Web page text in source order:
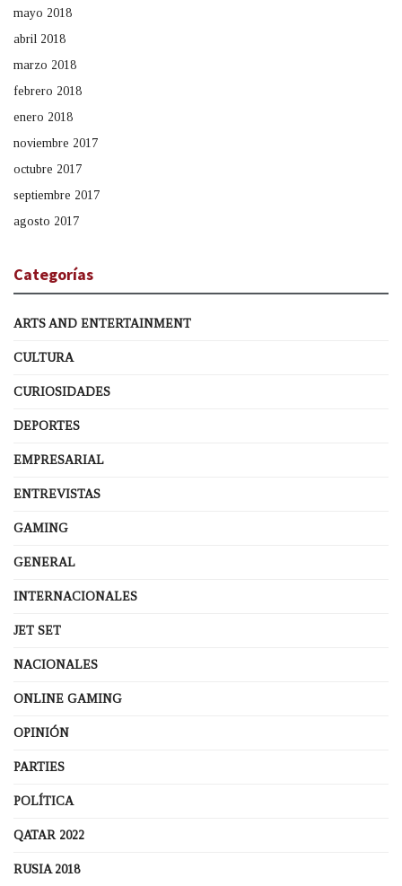
mayo 2018
abril 2018
marzo 2018
febrero 2018
enero 2018
noviembre 2017
octubre 2017
septiembre 2017
agosto 2017
Categorías
ARTS AND ENTERTAINMENT
CULTURA
CURIOSIDADES
DEPORTES
EMPRESARIAL
ENTREVISTAS
GAMING
GENERAL
INTERNACIONALES
JET SET
NACIONALES
ONLINE GAMING
OPINIÓN
PARTIES
POLÍTICA
QATAR 2022
RUSIA 2018